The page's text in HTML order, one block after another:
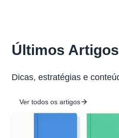
Últimos Artigos
Dicas, estratégias e
Ver todos os artigos